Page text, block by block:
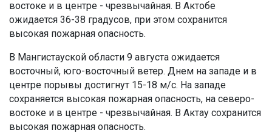
востоке и в центре - чрезвычайная. В Актобе
ожидается 36-38 градусов, при этом сохранится
высокая пожарная опасность.
В Мангистауской области 9 августа ожидается
восточный, юго-восточный ветер. Днем на западе и в
центре порывы достигнут 15-18 м/с. На западе
сохраняется высокая пожарная опасность, на северо-
востоке и в центре - чрезвычайная. В Актау сохранится
высокая пожарная опасность.